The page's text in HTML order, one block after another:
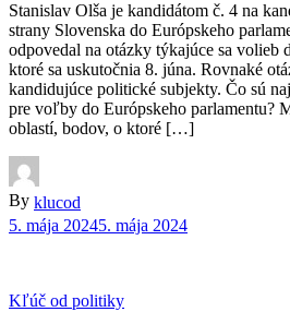
Stanislav Olša je kandidátom č. 4 na
strany Slovenska do Európskeho
odpovedal na otázky týkajúce sa volieb
ktoré sa uskutočnia 8. júna. Rovnaké
kandidujúce politické subjekty. Čo sú
pre voľby do Európskeho parlamentu?
oblastí, bodov, o ktoré […]
By klucod
5. mája 20245. mája 2024
Kľúč od politiky